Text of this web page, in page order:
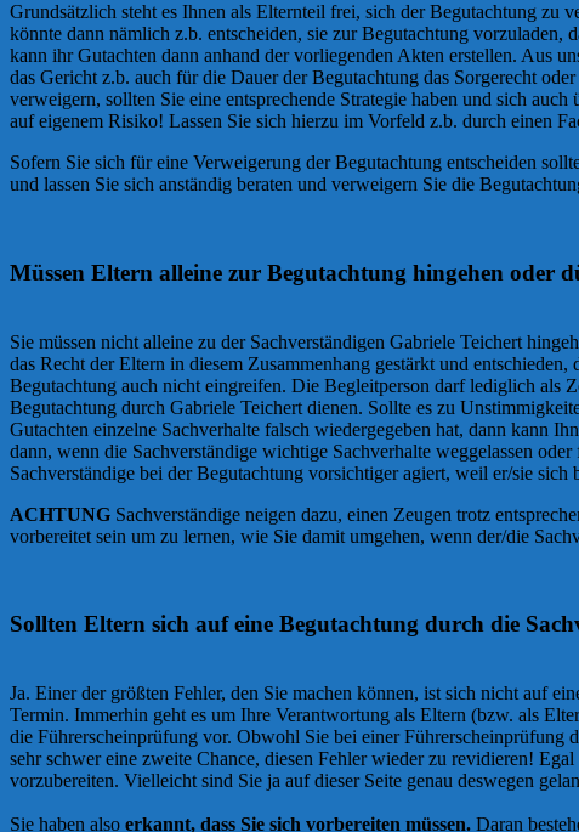
Grundsätzlich steht es Ihnen als Elternteil frei, sich der Begutachtung zu
könnte dann nämlich z.b. entscheiden, sie zur Begutachtung
kann ihr Gutachten dann anhand der vorliegenden Akten erstellen. Aus
das Gericht z.b. auch für die Dauer der Begutachtung das Sorgerecht
verweigern, sollten Sie eine entsprechende Strategie haben und sich
auf eigenem Risiko! Lassen Sie sich hierzu im Vorfeld z.b. durch einen
Sofern Sie sich für eine Verweigerung der Begutachtung entscheiden
und lassen Sie sich anständig beraten und verweigern Sie die
Müssen Eltern alleine zur Begutachtung hingehen oder
Sie müssen nicht alleine zu der Sachverständigen Gabriele Teichert
das Recht der Eltern in diesem Zusammenhang gestärkt und entschieden,
Begutachtung auch nicht eingreifen. Die Begleitperson darf lediglich als
Begutachtung durch Gabriele Teichert dienen. Sollte es zu
Gutachten einzelne Sachverhalte falsch wiedergegeben hat, dann kann
dann, wenn die Sachverständige wichtige Sachverhalte weggelassen
Sachverständige bei der Begutachtung vorsichtiger agiert, weil er/sie sich
ACHTUNG Sachverständige neigen dazu, einen Zeugen trotz
vorbereitet sein um zu lernen, wie Sie damit umgehen, wenn der/die
Sollten Eltern sich auf eine Begutachtung durch die
Ja. Einer der größten Fehler, den Sie machen können, ist sich nicht auf
Termin. Immerhin geht es um Ihre Verantwortung als Eltern (bzw. als
die Führerscheinprüfung vor. Obwohl Sie bei einer
sehr schwer eine zweite Chance, diesen Fehler wieder zu revidieren!
vorzubereiten. Vielleicht sind Sie ja auf dieser Seite genau deswegen
Sie haben also erkannt, dass Sie sich vorbereiten müssen. Daran